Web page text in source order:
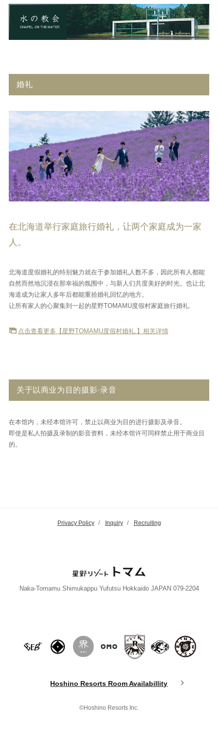
婚礼
在北海道举行家庭旅行婚礼，让两个家庭成为一家
人。
北海道度假婚礼的特别魅力就在于参加婚礼人数不多，因此所有人都能
自然而然地沉浸在那幸福的氛围中，与新人们共度美好的时光。也让北
海道成为让家人多年后都能重拾婚礼回忆的地方。
让所有家人的心聚集到一起的星野TOMAMU度假村家庭旅行婚礼.
点击查看更多【星野TOMAMU度假村婚礼.】相关详情
关于以商业为目的摄影·录音
在本馆内，未经本馆许可，禁止以商业为目的进行摄影及录音。
即使是私人拍摄及录制的影音资料，未经本馆许可同样禁止用于商业目
的。
Privacy Policy Inquiry Recruiting
Naka-Tomamu Shimukappu Yufutsu Hokkaido JAPAN 079-2204
Hoshino Resorts Room Availabillity
©Hoshino Resorts Inc.